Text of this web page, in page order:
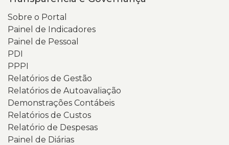
Sobre o Portal
Painel de Indicadores
Painel de Pessoal
PDI
PPPI
Relatórios de Gestão
Relatórios de Autoavaliação
Demonstrações Contábeis
Relatórios de Custos
Relatório de Despesas
Painel de Diárias